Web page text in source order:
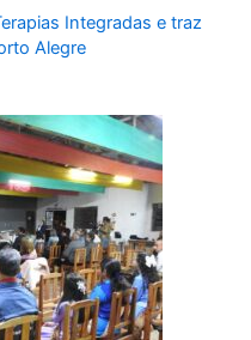
Integradas e traz
Alegre